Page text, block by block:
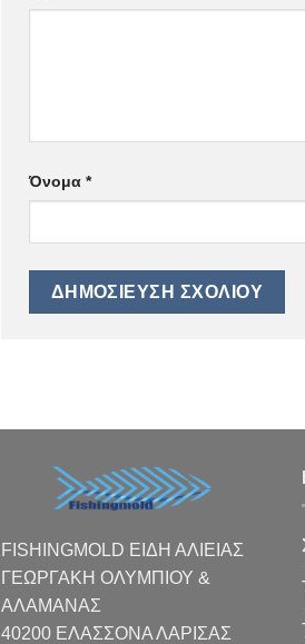
Όνομα *
FISHINGMOLD ΕΙΔΗ ΑΛΙΕΙΑΣ
ΓΕΩΡΓΑΚΗ ΟΛΥΜΠΙΟΥ &
ΑΛΑΜΑΝΑΣ
40200 ΕΛΑΣΣΟΝΑ ΛΑΡΙΣΑΣ